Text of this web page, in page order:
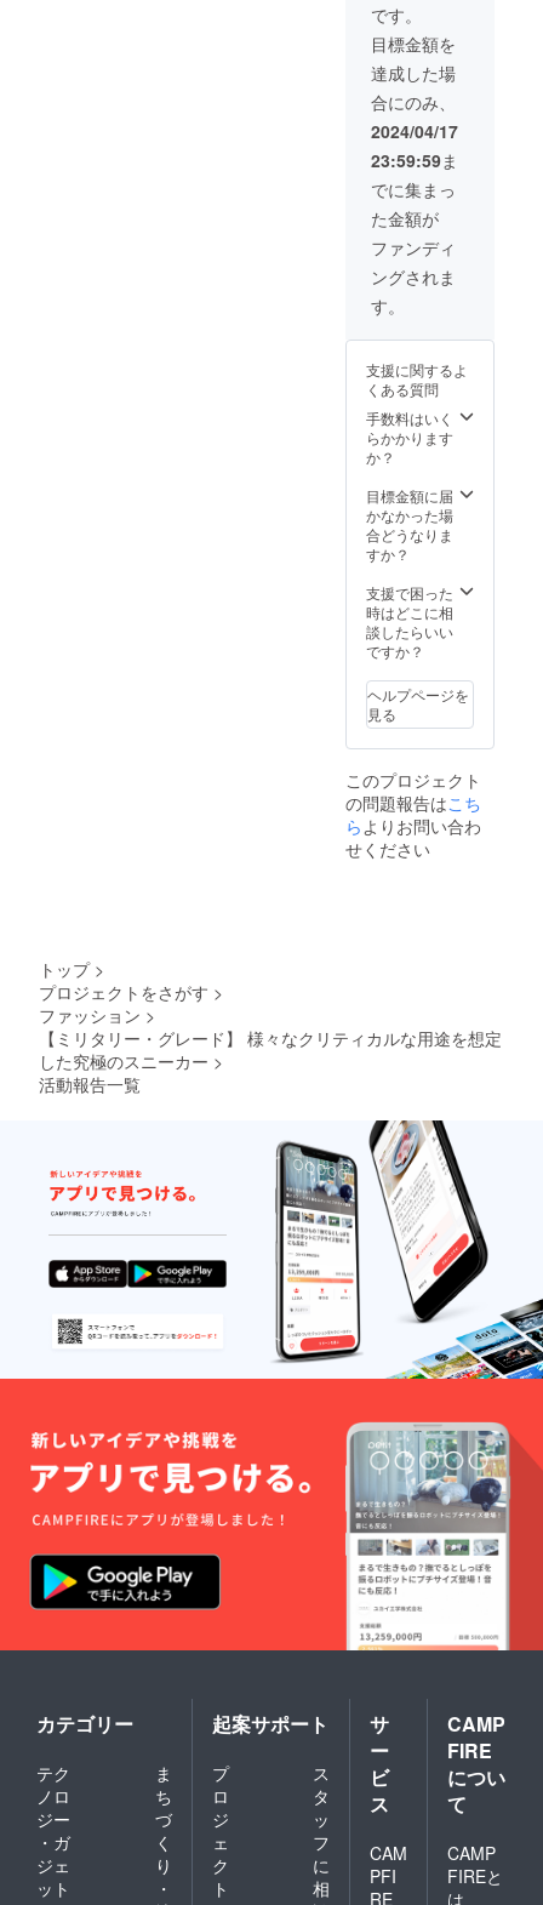
からお
選びく
ださ
い。
です。
目標金額を
達成した場
合にのみ、
2024/04/17
23:59:59ま
でに集まっ
た金額が
ファンディ
ングされま
す。
支援に関するよ
くある質問
手数料はいく
らかかります
か？
目標金額に届
かなかった場
合どうなりま
すか？
支援で困った
時はどこに相
談したらいい
ですか？
ヘルプページを
見る
このプロジェクト
の問題報告はこち
ら よりお問い合わ
せください
トップ >
プロジェクトをさがす >
ファッション >
【ミリタリー・グレード】 様々なクリティカルな用途を想定
した究極のスニーカー >
活動報告一覧
カテゴリー
テク
ノロ
ジー
・ガ
ジェ
ット
ま
ち
づ
く
り
・
起案サポート
プ
ロ
ジ
ェ
ク
ト
ス
タ
ッ
フ
に
相
サ
ー
ビ
ス
CAM
PFI
RE
CAMP
FIRE
につい
て
CAMP
FIREと
は